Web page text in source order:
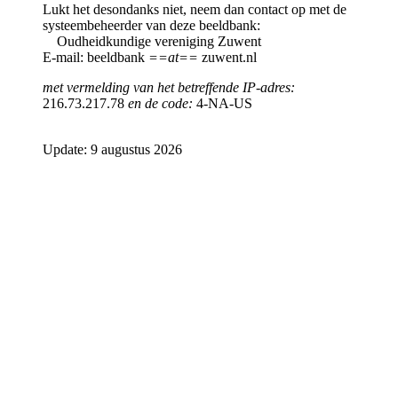
Lukt het desondanks niet, neem dan contact op met de
systeembeheerder van deze beeldbank:
Oudheidkundige vereniging Zuwent
E-mail: beeldbank ==at== zuwent.nl
met vermelding van het betreffende IP-adres:
216.73.217.78 en de code: 4-NA-US
Update: 9 augustus 2026